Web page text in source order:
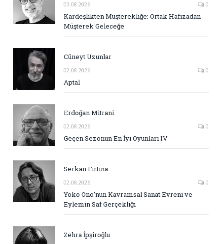
03.08.2026 0
Kardeşlikten Müşterekliğe: Ortak Hafızadan
Müşterek Geleceğe
Cüneyt Uzunlar
02.08.2026 0
Aptal
Erdoğan Mitrani
02.08.2026 0
Geçen Sezonun En İyi Oyunları IV
Serkan Fırtına
02.08.2026 0
Yoko Ono’nun Kavramsal Sanat Evreni ve
Eylemin Saf Gerçekliği
Zehra İpşiroğlu